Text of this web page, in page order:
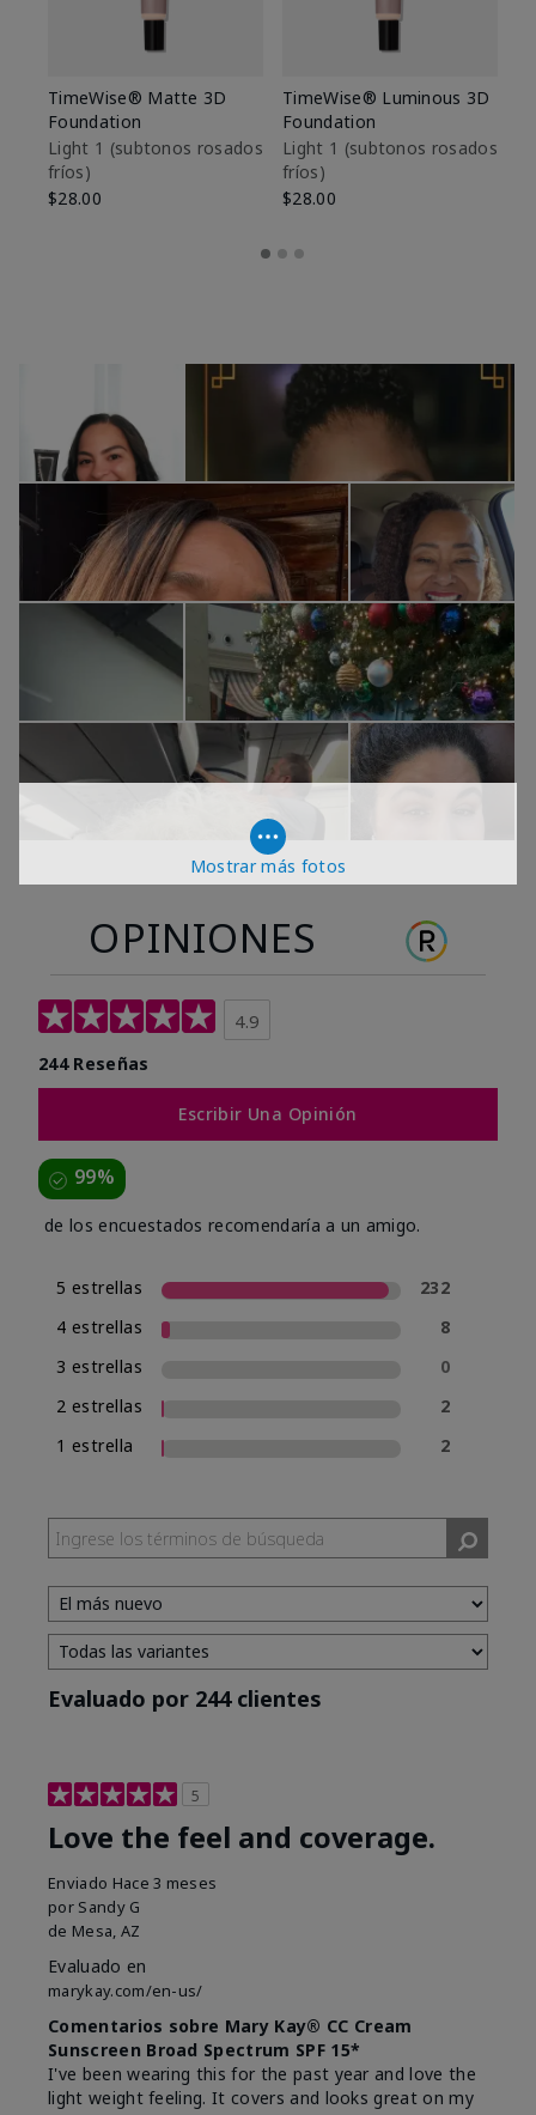
TimeWise® Matte 3D
Foundation
Light 1​ (subtonos rosados
fríos)
$28.00
TimeWise® Luminous 3D
Foundation
Light 1​ (subtonos rosados
fríos)
$28.00
Mostrar más fotos
OPINIONES
4.9
244 Reseñas
Escribir Una Opinión
99%
de los encuestados recomendaría a un amigo.
5 estrellas
232
4 estrellas
8
3 estrellas
0
2 estrellas
2
1 estrella
2
Evaluado por 244 clientes
5
Love the feel and coverage.
Enviado Hace 3 meses
por Sandy G
de Mesa, AZ
Evaluado en
marykay.com/en-us/
Comentarios sobre Mary Kay® CC Cream
Sunscreen Broad Spectrum SPF 15*
I've been wearing this for the past year and love the
light weight feeling. It covers and looks great on my